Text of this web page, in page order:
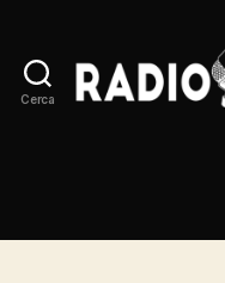
Cerca